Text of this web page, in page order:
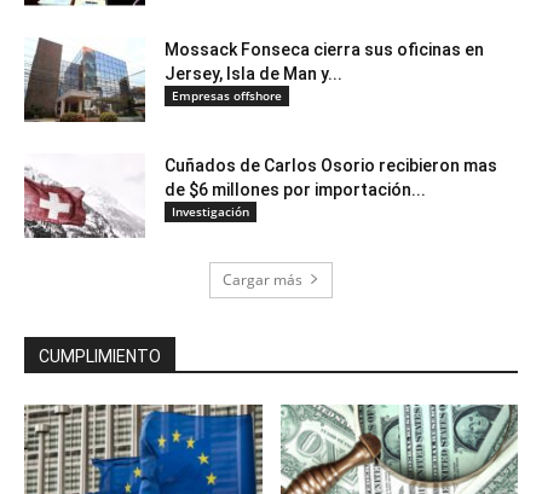
Mossack Fonseca cierra sus oficinas en
Jersey, Isla de Man y...
Empresas offshore
Cuñados de Carlos Osorio recibieron mas
de $6 millones por importación...
Investigación
Cargar más
CUMPLIMIENTO